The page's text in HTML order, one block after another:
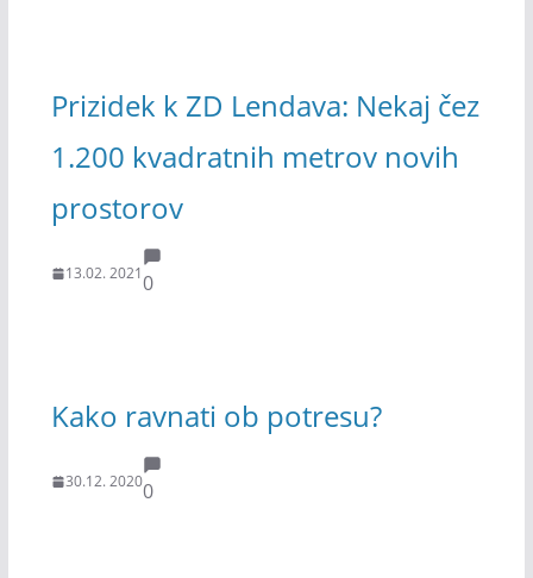
Prizidek k ZD Lendava: Nekaj čez
1.200 kvadratnih metrov novih
prostorov
13.02. 20210
Kako ravnati ob potresu?
30.12. 20200